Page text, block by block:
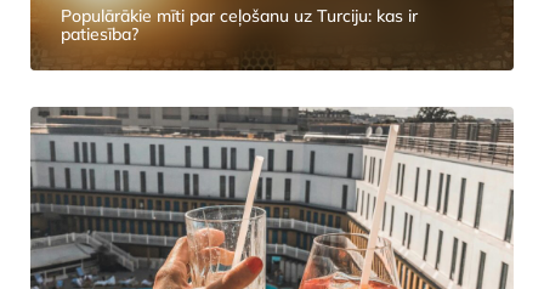
Populārākie mīti par ceļošanu uz Turciju: kas ir
patiesība?